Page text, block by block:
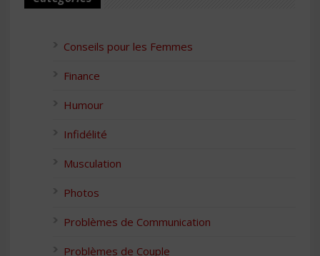
Conseils pour les Femmes
Finance
Humour
Infidélité
Musculation
Photos
Problèmes de Communication
Problèmes de Couple